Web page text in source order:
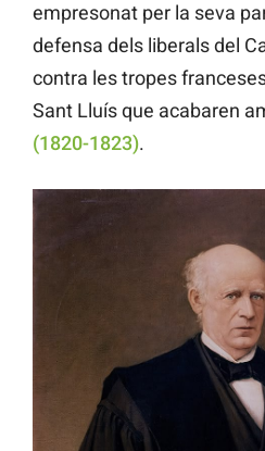
empresonat per la seva
defensa dels liberals del
contra les tropes
Sant Lluís que acabaren
(1820-1823).